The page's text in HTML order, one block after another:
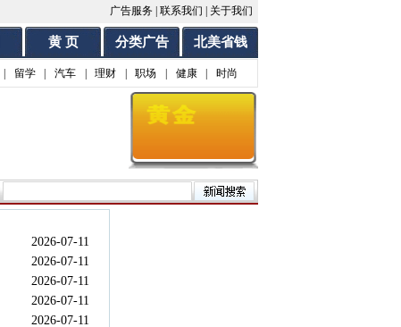
广告服务 联系我们 关于我们
黄 页 分类广告 北美省钱
留学 汽车 理财 职场 健康 时尚
2026-07-11
2026-07-11
2026-07-11
2026-07-11
2026-07-11